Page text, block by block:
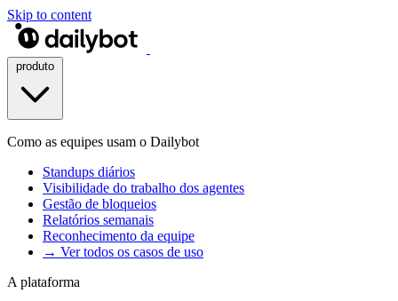
Skip to content
Como as equipes usam o Dailybot
Standups diários
Visibilidade do trabalho dos agentes
Gestão de bloqueios
Relatórios semanais
Reconhecimento da equipe
→ Ver todos os casos de uso
A plataforma